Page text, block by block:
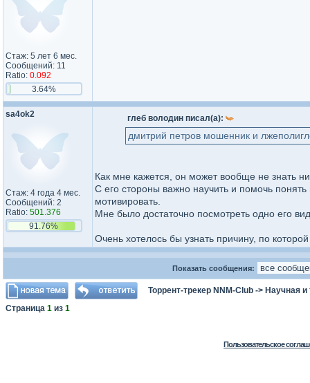
Стаж: 5 лет 6 мес.
Сообщений: 11
Ratio: 0.092
3.64%
sa4ok2
Стаж: 4 года 4 мес.
Сообщений: 2
Ratio: 501.376
91.76%
глеб володин писал(а):
дмитрий петров мошенник и
Как мне кажется, он может вообще не знать
С его стороны важно научить и помочь
мотивировать.
Мне было достаточно посмотреть одно его
Очень хотелось бы узнать причину, по
Показать сообщения:
Торрент-трекер NNM-Club -> Научная и
Страница 1 из 1
Пользовательское